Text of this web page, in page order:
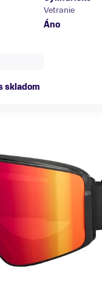
Vetranie
Áno
skladom